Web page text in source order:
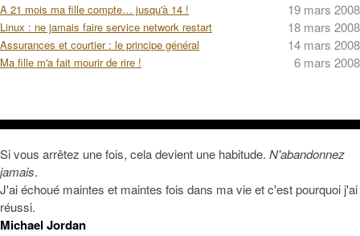
A 21 mois ma fille compte… jusqu'à 14 ! 19 mars 2008
Linux : ne jamais faire service network restart 18 mars 2008
Assurances et courtier : le principe général 14 mars 2008
Ma fille m'a fait mourir de rire ! 6 mars 2008
Si vous arrêtez une fois, cela devient une habitude. N'abandonnez
jamais.
J'ai échoué maintes et maintes fois dans ma vie et c'est pourquoi j'ai
réussi.
Michael Jordan